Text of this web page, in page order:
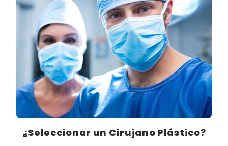
¿Seleccionar un Cirujano Plástico?